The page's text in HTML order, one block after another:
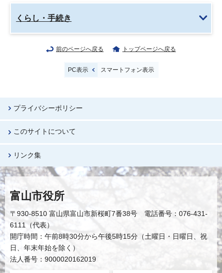
くらし・手続き
前のページへ戻る トップページへ戻る
PC表示 スマートフォン表示
プライバシーポリシー
このサイトについて
リンク集
富山市役所
〒930-8510 富山県富山市新桜町7番38号 電話番号：076-431-
6111（代表）
開庁時間：午前8時30分から午後5時15分（土曜日・日曜日、祝
日、年末年始を除く）
法人番号：9000020162019